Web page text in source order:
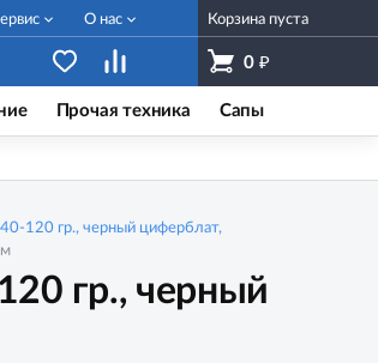
Корзина пуста
0 ₽
О нас
Прочая техника Сапы
120 гр., черный циферблат,
гр., черный